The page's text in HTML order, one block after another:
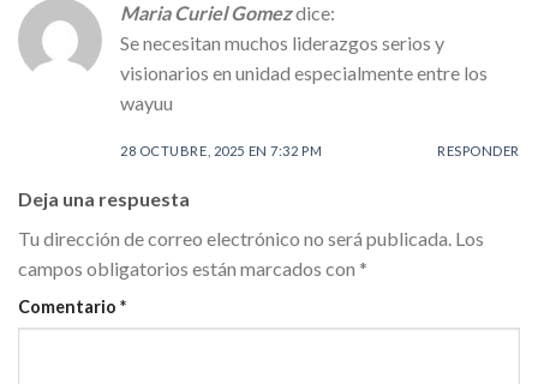
Maria Curiel Gomezdice:
Se necesitan muchos liderazgos serios y
visionarios en unidad especialmente entre los
wayuu
28 OCTUBRE, 2025 EN 7:32 PM RESPONDER
Deja una respuesta
Tu dirección de correo electrónico no será publicada. Los
campos obligatorios están marcados con *
Comentario *